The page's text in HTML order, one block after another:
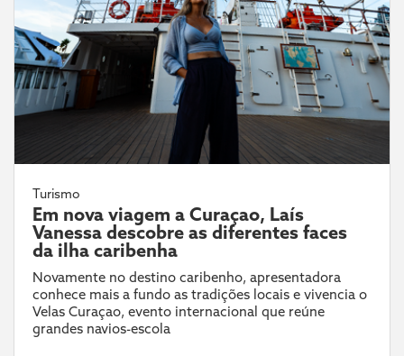
Turismo
Em nova viagem a Curaçao, Laís
Vanessa descobre as diferentes faces
da ilha caribenha
Novamente no destino caribenho, apresentadora
conhece mais a fundo as tradições locais e vivencia o
Velas Curaçao, evento internacional que reúne
grandes navios-escola